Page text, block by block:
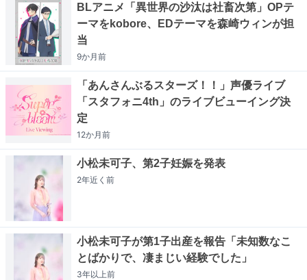
BLアニメ「異世界の沙汰は社畜次第」OPテ
ーマをkobore、EDテーマを森崎ウィンが担
当
9か月前
「あんさんぶるスターズ！！」声優ライブ
「スタフォニ4th」のライブビューイング決
定
12か月前
小松未可子、第2子妊娠を発表
2年近く 前
小松未可子が第1子出産を報告「未知数なこ
とばかりで、凄まじい経験でした」
3年以上前